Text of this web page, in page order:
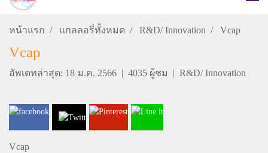
หน้าแรก แกลลอรี่ทั้งหมด R&D/ Innovation Vcap
Vcap
อัพเดทล่าสุด: 18 ม.ค. 2566 | 4035 ผู้ชม | R&D/ Innovation
Vcap